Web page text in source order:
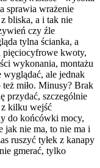
sprawia wrażenie
bliska, a i tak nie
czy źle
tylna ścianka, a
pięciocyfrowe kwoty,
wykonania, montażu
wyglądać, ale jednak
miło. Minusy? Brak
przydać, szczególnie
kilku wejść
do końcówki mocy,
jak nie ma, to nie ma i
ruszyć tyłek z kanapy
gmerać, tylko